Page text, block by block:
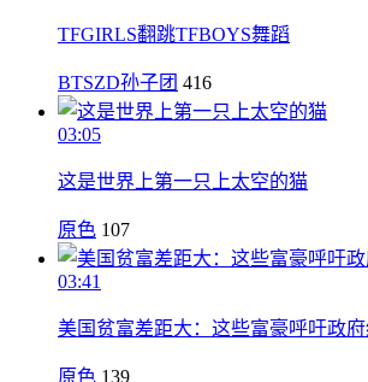
TFGIRLS翻跳TFBOYS舞蹈
BTSZD孙子团 416
03:05
这是世界上第一只上太空的猫
原色 107
03:41
美国贫富差距大：这些富豪呼吁政府
原色 139